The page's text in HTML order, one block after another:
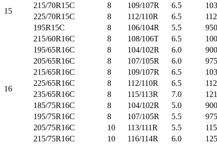
15
215/70R15C
8 109/107R 6.5
225/70R15C
8 112/110R 6.5
195R15C
8 106/104R 5.5
16
215/60R16C 8 108/106T 6.5
195/65R16C
8 104/102R 6.0
205/65R16C
8 107/105R 6.0
215/65R16C
8 109/107R 6.5
225/65R16C
8 112/110R 6.5
235/65R16C
8 115/113R 7.0
185/75R16C
8 104/102R 5.0
195/75R16C
8 107/105R 5.5
205/75R16C
10 113/111R 5.5
215/75R16C
10 116/114R 6.0